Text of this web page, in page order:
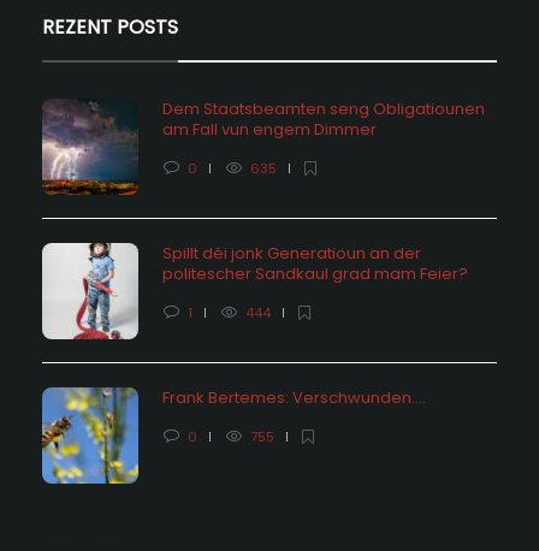
REZENT POSTS
Dem Staatsbeamten seng Obligatiounen
am Fall vun engem Dimmer
0 635
Spillt déi jonk Generatioun an der
politescher Sandkaul grad mam Feier?
1 444
Frank Bertemes: Verschwunden….
0 755